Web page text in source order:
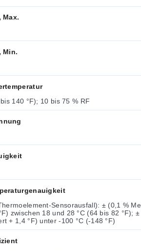
Max.
Min.
140 °F); 10 bis 75 % RF
Sensorausfall): ± (0,1 %
18 und 28 °C (64 bis 82 °F); ± (0,4 % Messwert + 0,7 °C) /
+ 1,4 °F) unter -100 °C (-148 °F)